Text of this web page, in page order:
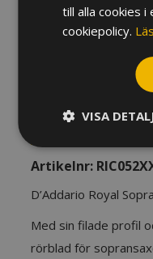
LÄGG TILL I
BESKRIVNING
Artikelnr:
D’Addario Royal
Med sin filade profil
rörblad för
till alla cookies
cookiepolicy.
VISA